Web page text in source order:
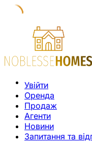
Увійти
Оренда
Продаж
Агенти
Новини
Запитання та